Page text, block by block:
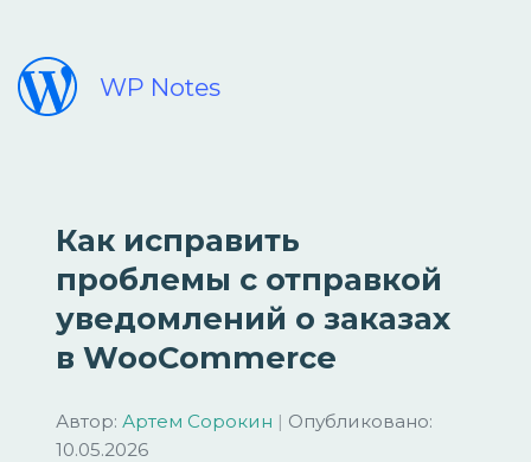
WP Notes
Как исправить
проблемы с отправкой
уведомлений о заказах
в WooCommerce
Автор: Артем Сорокин | Опубликовано:
10.05.2026